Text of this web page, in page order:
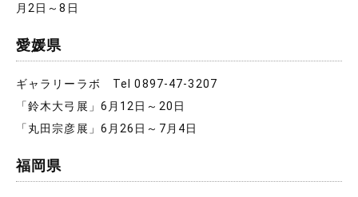
月2日～8日
愛媛県
ギャラリーラボ Tel 0897-47-3207
「鈴木大弓展」6月12日～20日
「丸田宗彦展」6月26日～7月4日
福岡県